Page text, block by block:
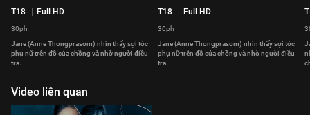
T18 Full HD
30ph
Jane (Anne Thongprasom) nhìn thấy sợi tóc
phụ nữ trên đồ của chồng và nhờ người điều
tra.
T18 Full HD
30ph
Jane (Anne Thongprasom) nhìn thấy sợi tóc
phụ nữ trên đồ của chồng và nhờ người điều
tra.
Video liên quan